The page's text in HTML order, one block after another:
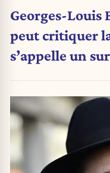
Georges-Louis
peut critiquer
s’appelle un